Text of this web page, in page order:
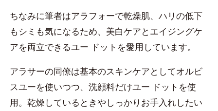
ちなみに筆者はアラフォーで乾燥肌、ハリの低下
もシミも気になるため、美白ケアとエイジングケ
アを両立できるユー ドットを愛用しています。
アラサーの同僚は基本のスキンケアとしてオルビ
スユーを使いつつ、洗顔料だけユー ドットを使
用。乾燥しているときやしっかりお手入れしたい